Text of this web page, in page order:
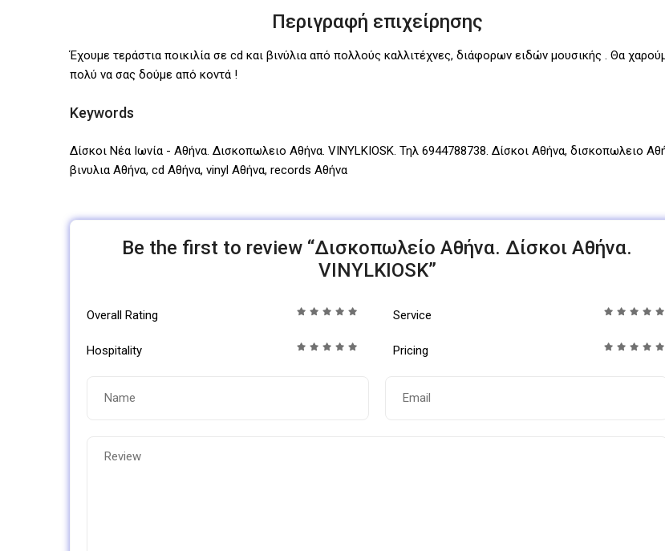
Περιγραφή επιχείρησης
Έχουμε τεράστια ποικιλία σε cd και βινύλια από πολλούς καλλιτέχνες, διάφορων ειδών μουσικής . Θα
πολύ να σας δούμε από κοντά !
Keywords
Δίσκοι Νέα Ιωνία - Αθήνα. Δισκοπωλειο Αθήνα. VINYLKIOSK. Τηλ 6944788738. Δίσκοι Αθήνα, δισκοπωλειο
βινυλια Αθήνα, cd Αθήνα, vinyl Αθήνα, records Αθήνα
Be the first to review “Δισκοπωλείο Αθήνα. Δίσκοι Αθήνα.
VINYLKIOSK”
Overall Rating Service
Hospitality Pricing